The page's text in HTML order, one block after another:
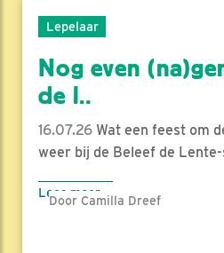
Lepelaar
Nog even
de l..
16.07.26 Wat een feest om
weer bij de Beleef de
Lees meer
Door Camilla Dreef